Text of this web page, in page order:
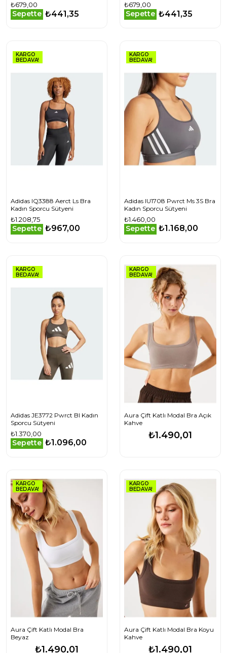
₺679,00
Sepette ₺441,35
₺679,00
Sepette ₺441,35
KARGO
BEDAVA!
Adidas IQ3388 Aerct Ls Bra
Kadın Sporcu Sütyeni
₺1.208,75
Sepette ₺967,00
KARGO
BEDAVA!
Adidas IU1708 Pwrct Ms 3S Bra
Kadın Sporcu Sütyeni
₺1.460,00
Sepette ₺1.168,00
KARGO
BEDAVA!
Adidas JE3772 Pwrct Bl Kadın
Sporcu Sütyeni
₺1.370,00
Sepette ₺1.096,00
KARGO
BEDAVA!
Aura Çift Katlı Modal Bra Açık
Kahve
₺1.490,01
KARGO
BEDAVA!
Aura Çift Katlı Modal Bra
Beyaz
₺1.490,01
KARGO
BEDAVA!
Aura Çift Katlı Modal Bra Koyu
Kahve
₺1.490,01